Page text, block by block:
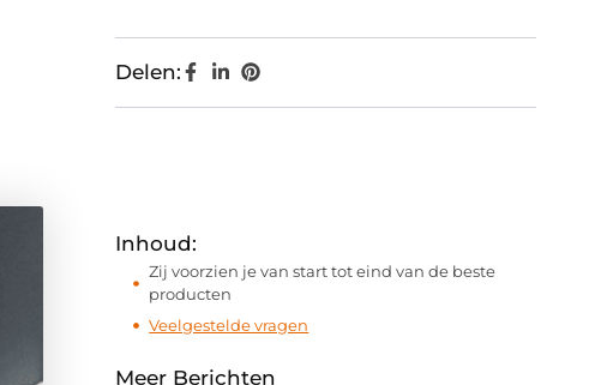
Delen:
Inhoud:
Zij voorzien je van start tot eind van de beste
producten
Veelgestelde vragen
Meer Berichten